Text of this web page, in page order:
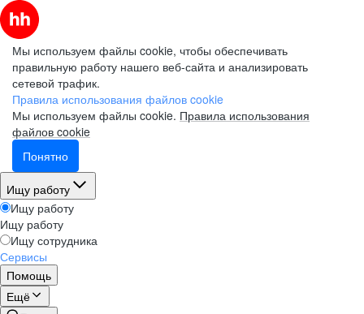
Мы используем файлы cookie, чтобы обеспечивать
правильную работу нашего веб-сайта и анализировать
сетевой трафик.
Правила использования файлов cookie
Мы используем файлы cookie. Правила использования
файлов cookie
Понятно
Ищу работу
Ищу работу
Ищу работу
Ищу сотрудника
Сервисы
Помощь
Ещё